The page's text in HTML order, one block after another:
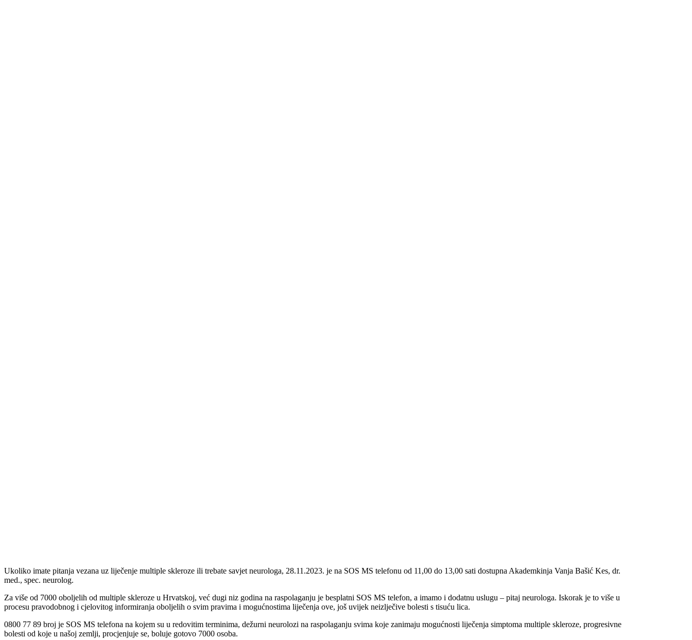
Ukoliko imate pitanja vezana uz liječenje multiple skleroze ili trebate savjet neurologa, 28.11.2023. je na SOS MS telefonu od 11,00 do 13,00 sati dostupna Akademkinja Vanja Bašić Kes, dr.
med., spec. neurolog.
Za više od 7000 oboljelih od multiple skleroze u Hrvatskoj, već dugi niz godina na raspolaganju je besplatni SOS MS telefon, a imamo i dodatnu uslugu – pitaj neurologa. Iskorak je to više u
procesu pravodobnog i cjelovitog informiranja oboljelih o svim pravima i mogućnostima liječenja ove, još uvijek neizlječive bolesti s tisuću lica.
0800 77 89 broj je SOS MS telefona na kojem su u redovitim terminima, dežurni neurolozi na raspolaganju svima koje zanimaju mogućnosti liječenja simptoma multiple skleroze, progresivne
bolesti od koje u našoj zemlji, procjenjuje se, boluje gotovo 7000 osoba.